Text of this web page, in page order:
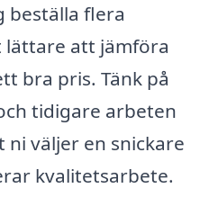
beställa flera
att jämföra
bra pris. Tänk på
tidigare arbeten
väljer en snickare
kvalitetsarbete.